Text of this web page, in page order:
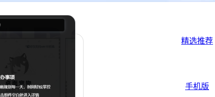
精选推荐
手机版